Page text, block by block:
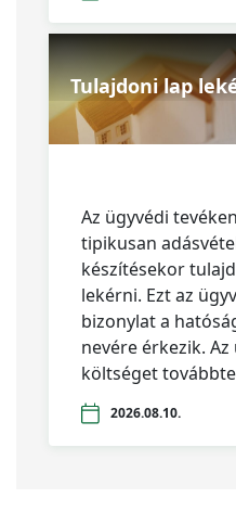
Tulajdoni lap
Az ügyvédi
tipikusan
készítésekor
lekérni. Ezt az
bizonylat a
nevére érkezik. Az
költséget
2026.08.10.